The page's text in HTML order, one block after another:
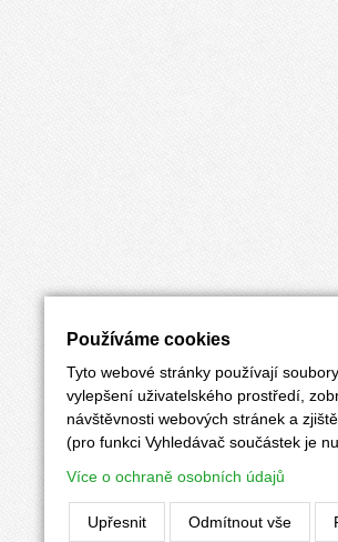
Používáme cookies
Tyto webové stránky používají
vylepšení uživatelského prostředí,
návštěvnosti webových stránek a
(pro funkci Vyhledávač součástek je
Více o ochraně osobních údajů
Upřesnit Odmítnout vše